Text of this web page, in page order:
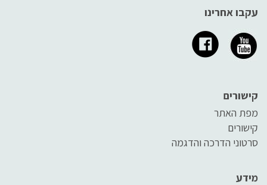
עקבו אחרינו
קישורים
מפת האתר
קישורים
סרטוני הדרכה והדגמה
מידע